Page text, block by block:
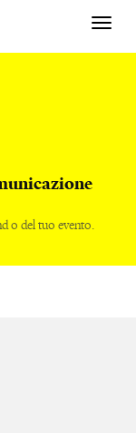
Toggle
o del tuo evento.